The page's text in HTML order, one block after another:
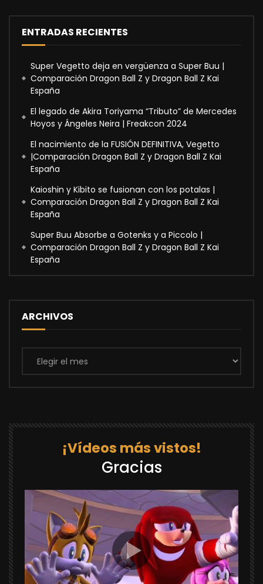
ENTRADAS RECIENTES
Super Vegetto deja en vergüenza a Super Buu |
Comparación Dragon Ball Z y Dragon Ball Z Kai
España
El legado de Akira Toriyama “Tributo” de Mercedes
Hoyos y Ángeles Neira | Freakcon 2024
El nacimiento de la FUSIÓN DEFINITIVA, Vegetto
|Comparación Dragon Ball Z y Dragon Ball Z Kai
España
Kaioshin y Kibito se fusionan con los potalas |
Comparación Dragon Ball Z y Dragon Ball Z Kai
España
Super Buu Absorbe a Gotenks y a Piccolo |
Comparación Dragon Ball Z y Dragon Ball Z Kai
España
ARCHIVOS
Archivos
¡Vídeos más vistos!
Gracias